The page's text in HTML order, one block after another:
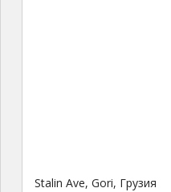
Stalin Ave, Gori, Грузия